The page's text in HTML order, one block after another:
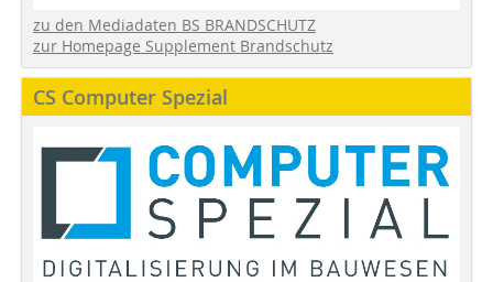
zu den Mediadaten BS BRANDSCHUTZ
zur Homepage Supplement Brandschutz
CS Computer Spezial